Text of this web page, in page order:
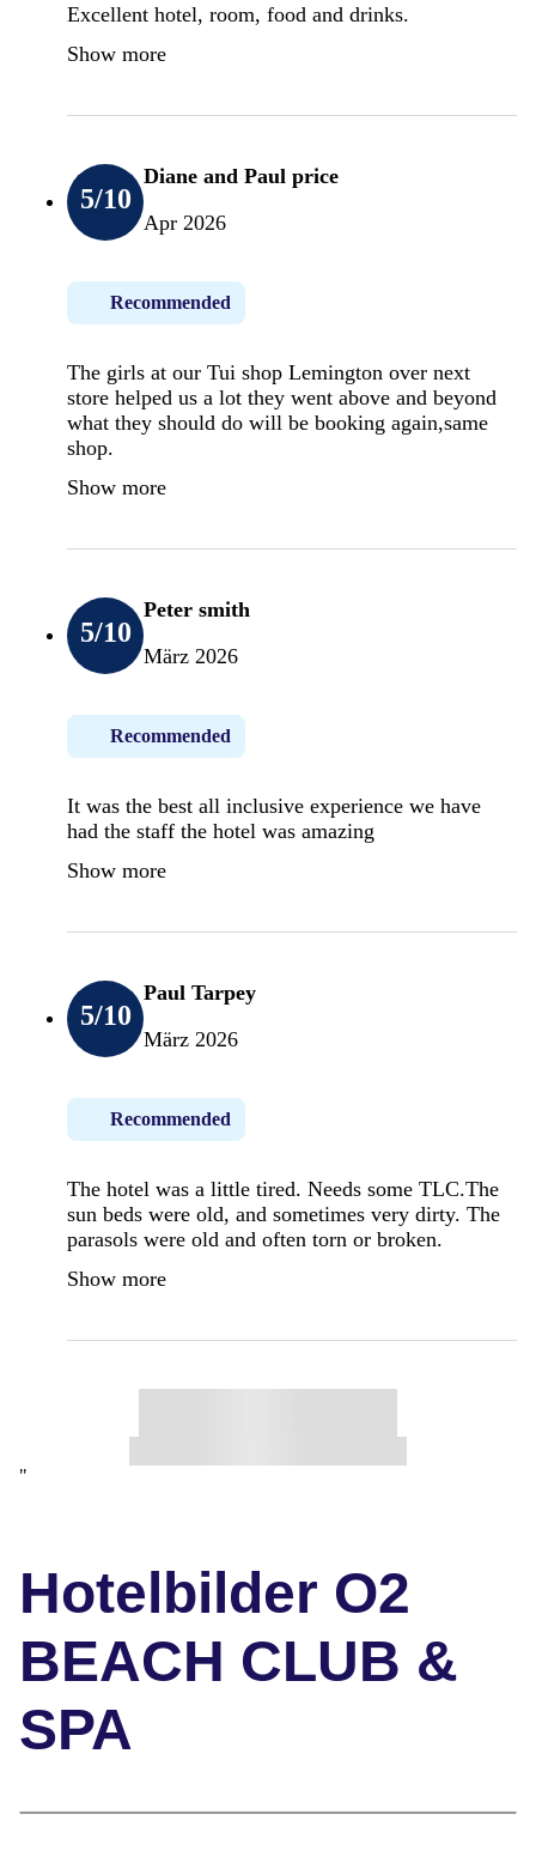
Excellent hotel, room, food and drinks.
Show more
5/10
Diane and Paul price
Apr 2026
Recommended
The girls at our Tui shop Lemington over next
store helped us a lot they went above and beyond
what they should do will be booking again,same
shop.
Show more
5/10
Peter smith
März 2026
Recommended
It was the best all inclusive experience we have
had the staff the hotel was amazing
Show more
5/10
Paul Tarpey
März 2026
Recommended
The hotel was a little tired. Needs some TLC.The
sun beds were old, and sometimes very dirty. The
parasols were old and often torn or broken.
Show more
"
Hotelbilder O2
BEACH CLUB &
SPA